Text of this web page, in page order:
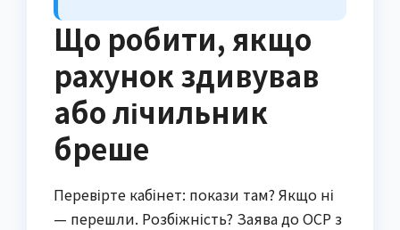
Що робити, якщо
рахунок здивував
або лічильник
бреше
Перевірте кабінет: покази там? Якщо ні
— перешли. Розбіжність? Заява до ОСР з